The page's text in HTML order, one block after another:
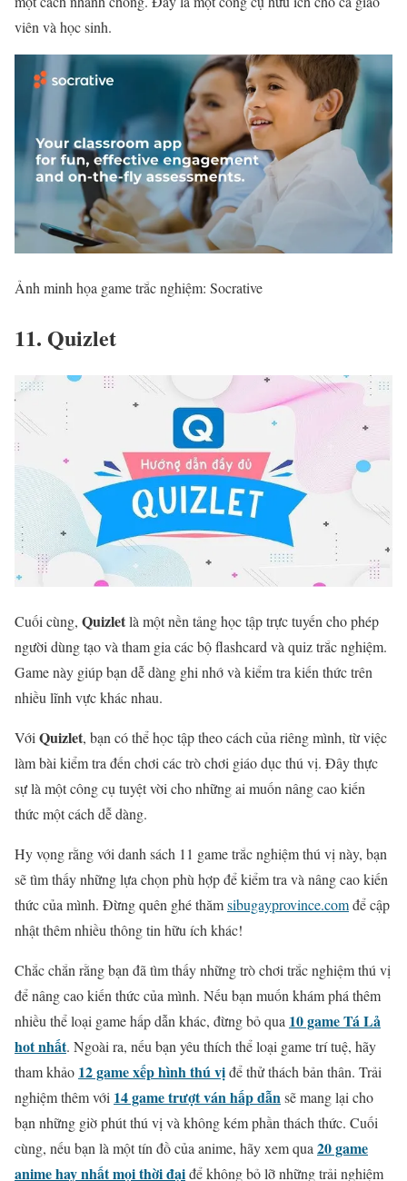
viên và học sinh.
Ảnh minh họa game trắc nghiệm: Socrative
11. Quizlet
Cuối cùng, Quizletlà một nền tảng học tập trực tuyến cho phép
người dùng tạo và tham gia các bộ flashcard và quiz trắc nghiệm.
Game này giúp bạn dễ dàng ghi nhớ và kiểm tra kiến thức trên
nhiều lĩnh vực khác nhau.
VớiQuizlet, bạn có thể học tập theo cách của riêng mình, từ việc
làm bài kiểm tra đến chơi các trò chơi giáo dục thú vị. Đây thực
sự là một công cụ tuyệt vời cho những ai muốn nâng cao kiến
thức một cách dễ dàng.
Hy vọng rằng với danh sách 11 game trắc nghiệm thú vị này, bạn
sẽ tìm thấy những lựa chọn phù hợp để kiểm tra và nâng cao kiến
thức của mình. Đừng quên ghé thămsibugayprovince.comđể cập
nhật thêm nhiều thông tin hữu ích khác!
Chắc chắn rằng bạn đã tìm thấy những trò chơi trắc nghiệm thú vị
để nâng cao kiến thức của mình. Nếu bạn muốn khám phá thêm
nhiều thể loại game hấp dẫn khác, đừng bỏ qua 10 game Tá Lả
hot nhất. Ngoài ra, nếu bạn yêu thích thể loại game trí tuệ, hãy
tham khảo 12 game xếp hình thú vịđể thử thách bản thân. Trải
nghiệm thêm với 14 game trượt ván hấp dẫnsẽ mang lại cho
bạn những giờ phút thú vị và không kém phần thách thức. Cuối
cùng, nếu bạn là một tín đồ của anime, hãy xem qua20 game
anime hay nhất mọi thời đạiđể không bỏ lỡ những trải nghiệm